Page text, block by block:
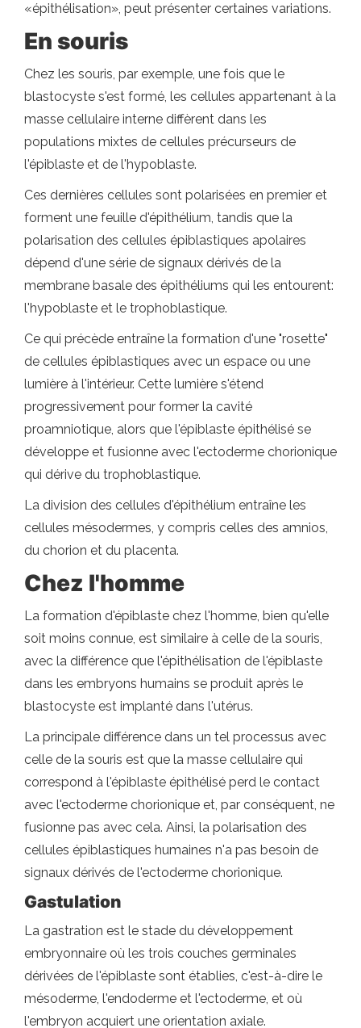
«épithélisation», peut présenter certaines variations.
En souris
Chez les souris, par exemple, une fois que le
blastocyste s'est formé, les cellules appartenant à la
masse cellulaire interne diffèrent dans les
populations mixtes de cellules précurseurs de
l'épiblaste et de l'hypoblaste.
Ces dernières cellules sont polarisées en premier et
forment une feuille d'épithélium, tandis que la
polarisation des cellules épiblastiques apolaires
dépend d'une série de signaux dérivés de la
membrane basale des épithéliums qui les entourent:
l'hypoblaste et le trophoblastique.
Ce qui précède entraîne la formation d'une "rosette"
de cellules épiblastiques avec un espace ou une
lumière à l'intérieur. Cette lumière s'étend
progressivement pour former la cavité
proamniotique, alors que l'épiblaste épithélisé se
développe et fusionne avec l'ectoderme chorionique
qui dérive du trophoblastique.
La division des cellules d'épithélium entraîne les
cellules mésodermes, y compris celles des amnios,
du chorion et du placenta.
Chez l'homme
La formation d'épiblaste chez l'homme, bien qu'elle
soit moins connue, est similaire à celle de la souris,
avec la différence que l'épithélisation de l'épiblaste
dans les embryons humains se produit après le
blastocyste est implanté dans l'utérus.
La principale différence dans un tel processus avec
celle de la souris est que la masse cellulaire qui
correspond à l'épiblaste épithélisé perd le contact
avec l'ectoderme chorionique et, par conséquent, ne
fusionne pas avec cela. Ainsi, la polarisation des
cellules épiblastiques humaines n'a pas besoin de
signaux dérivés de l'ectoderme chorionique.
Gastulation
La gastration est le stade du développement
embryonnaire où les trois couches germinales
dérivées de l'épiblaste sont établies, c'est-à-dire le
mésoderme, l'endoderme et l'ectoderme, et où
l'embryon acquiert une orientation axiale.